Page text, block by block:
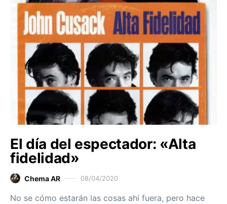
El día del espectador: «Alta
fidelidad»
Chema AR 08/04/2020
No se cómo estarán las cosas ahí fuera, pero hace